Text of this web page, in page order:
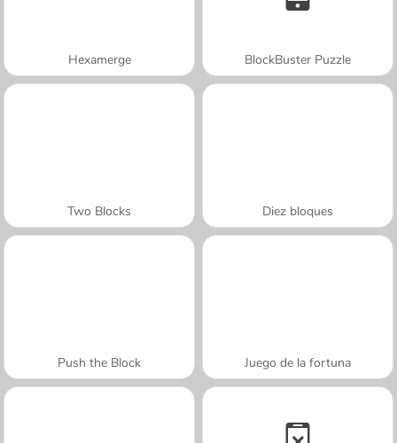
Hexamerge BlockBuster Puzzle
Two Blocks Diez bloques
Push the Block Juego de la fortuna